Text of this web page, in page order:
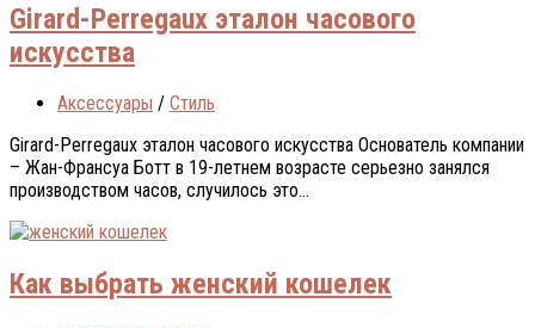
Girard-Perregaux эталон часового
искусства
Аксессуары / Стиль
Girard-Perregaux эталон часового искусства Основатель компании
– Жан-Франсуа Ботт в 19-летнем возрасте серьезно занялся
производством часов, случилось это...
Как выбрать женский кошелек